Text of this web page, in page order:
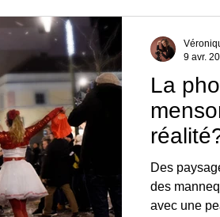
La
Des
des
avec une
9 avr.